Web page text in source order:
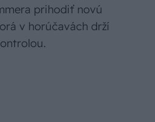
prihodiť novú
v horúčavách drží